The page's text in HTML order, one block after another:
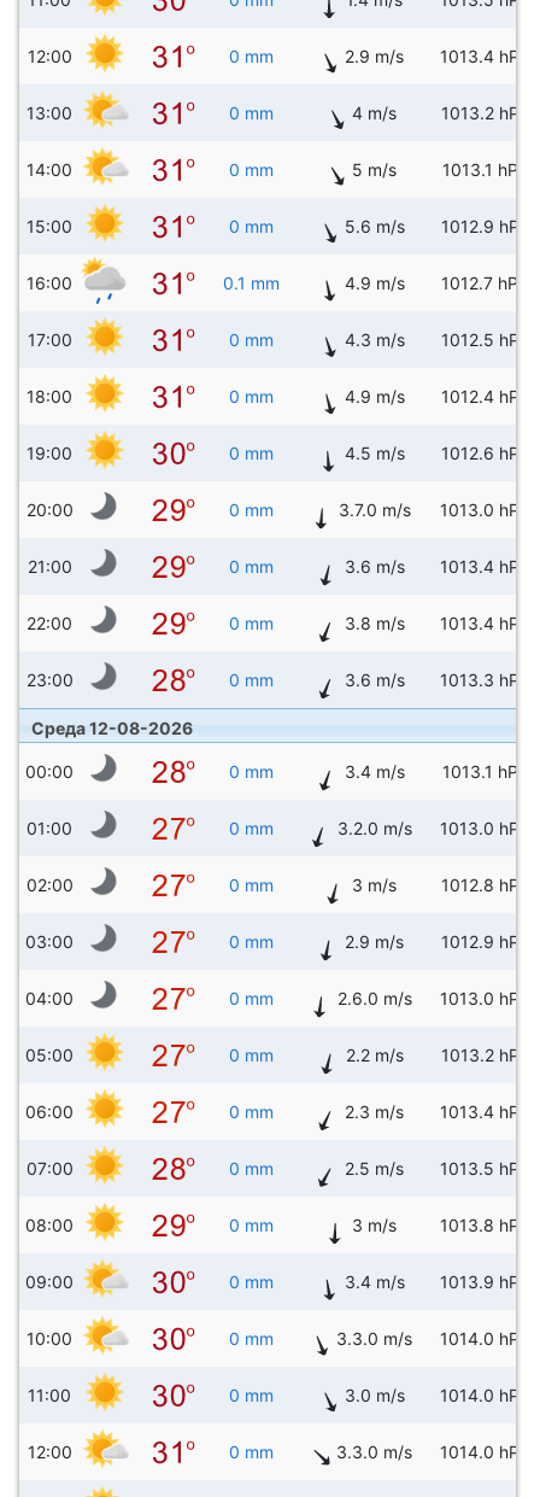
12:00 0 mm 2.9 m/s 1013.4 hPa
13:00 0 mm 4 m/s 1013.2 hPa
14:00 0 mm 5 m/s 1013.1 hPa
15:00 0 mm 5.6 m/s 1012.9 hPa
16:00 0.1 mm 4.9 m/s 1012.7 hPa
17:00 0 mm 4.3 m/s 1012.5 hPa
18:00 0 mm 4.9 m/s 1012.4 hPa
19:00 0 mm 4.5 m/s 1012.6 hPa
20:00 0 mm 3.7.0 m/s 1013.0 hPa
21:00 0 mm 3.6 m/s 1013.4 hPa
22:00 0 mm 3.8 m/s 1013.4 hPa
23:00 0 mm 3.6 m/s 1013.3 hPa
Среда 12-08-2026
00:00 0 mm 3.4 m/s 1013.1 hPa
01:00 0 mm 3.2.0 m/s 1013.0 hPa
02:00 0 mm 3 m/s 1012.8 hPa
03:00 0 mm 2.9 m/s 1012.9 hPa
04:00 0 mm 2.6.0 m/s 1013.0 hPa
05:00 0 mm 2.2 m/s 1013.2 hPa
06:00 0 mm 2.3 m/s 1013.4 hPa
07:00 0 mm 2.5 m/s 1013.5 hPa
08:00 0 mm 3 m/s 1013.8 hPa
09:00 0 mm 3.4 m/s 1013.9 hPa
10:00 0 mm 3.3.0 m/s 1014.0 hPa
11:00 0 mm 3.0 m/s 1014.0 hPa
12:00 0 mm 3.3.0 m/s 1014.0 hPa